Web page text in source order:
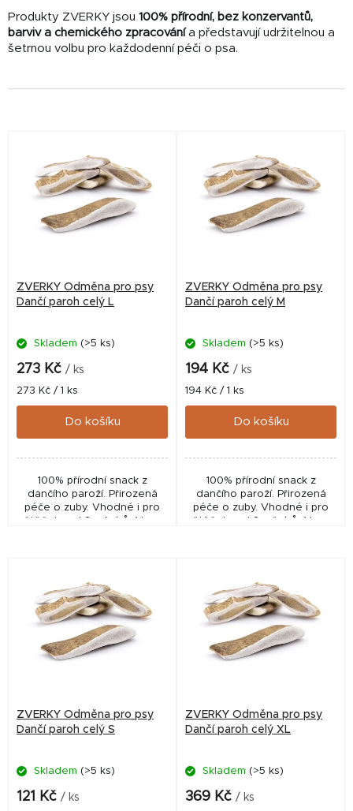
Produkty ZVERKY jsou 100% přírodní, bez konzervantů,
barviv a chemického zpracovánía představují udržitelnou a
šetrnou volbu pro každodenní péči o psa.
o
ZVERKY Odměna pro psy
Dančí paroh celý L
Skladem (>5 ks)
273 Kč / ks
Měrná
cena:
273 Kč / 1 ks
Do košíku
100% přírodní snack z
dančího paroží. Přirozená
péče o zuby. Vhodné i pro
ZVERKY Odměna pro psy
Dančí paroh celý M
Skladem (>5 ks)
194 Kč / ks
Měrná
cena:
194 Kč / 1 ks
Do košíku
100% přírodní snack z
dančího paroží. Přirozená
péče o zuby. Vhodné i pro
ZVERKY Odměna pro psy
Dančí paroh celý S
Skladem (>5 ks)
121 Kč / ks
ZVERKY Odměna pro psy
Dančí paroh celý XL
Skladem (>5 ks)
369 Kč / ks